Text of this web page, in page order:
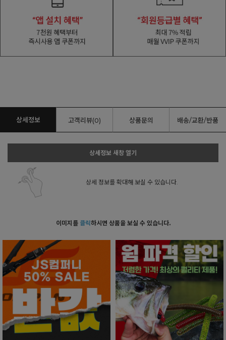
상세정보 고객리뷰(0) 상품문의 배송/교환/반품
상세정보 새창 열기
상세 정보를 확대해 보실 수 있습니다.
이미지를 클릭하시면 상품을 보실 수 있습니다.